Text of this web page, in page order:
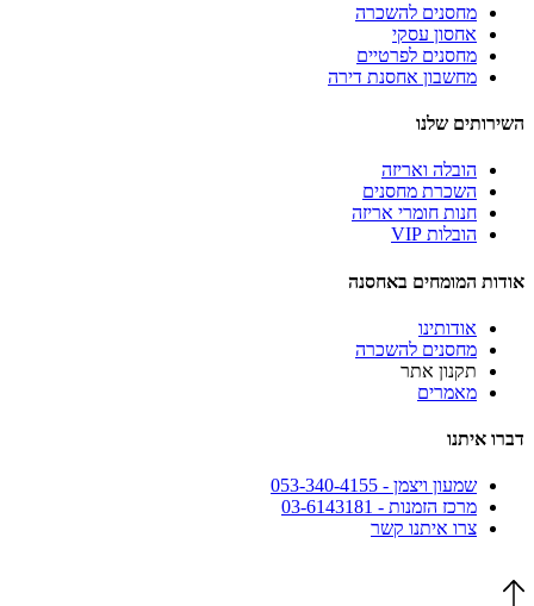
מחסנים להשכרה
אחסון עסקי
מחסנים לפרטיים
מחשבון אחסנת דירה
השירותים שלנו
הובלה ואריזה
השכרת מחסנים
חנות חומרי אריזה
הובלות VIP
אודות המומחים באחסנה
אודותינו
מחסנים להשכרה
תקנון אתר
מאמרים
דברו איתנו
שמעון ויצמן - 053-340-4155
מרכז הזמנות - 03-6143181
צרו איתנו קשר